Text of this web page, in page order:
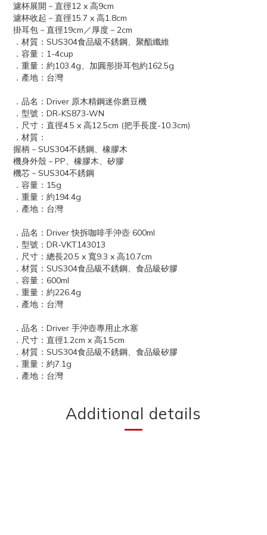
濾杯展開－直徑12 x 高9cm
濾杯收起－直徑15.7 x 高1.8cm
掛耳包－直徑19cm／厚度－2cm
．材質：SUS304食品級不銹鋼、聚酯纖維
．容量：1-4cup
．重量：約103.4g、加圓形掛耳包約162.5g
．產地：台灣
．品名：Driver 原木精鋼迷你磨豆機
．型號：DR-KS873-WN
．尺寸：直徑4.5 x 高12.5cm (把手長度-10.3cm)
．材質：
握柄－SUS304不銹鋼、橡膠木
機身外殼－PP、橡膠木、矽膠
機芯－SUS304不銹鋼
．容量：15g
．重量：約194.4g
．產地：台灣
．品名：Driver 快拆咖啡手沖壺 600ml
．型號：DR-VKT143013
．尺寸：總長20.5 x 寬9.3 x 高10.7cm
．材質：SUS304食品級不銹鋼、食品級矽膠
．容量：600ml
．重量：約226.4g
．產地：台灣
．品名：Driver 手沖壺專用止水塞
．尺寸：直徑1.2cm x 高1.5cm
．材質：SUS304食品級不銹鋼、食品級矽膠
．重量：約7.1g
．產地：台灣
Additional details